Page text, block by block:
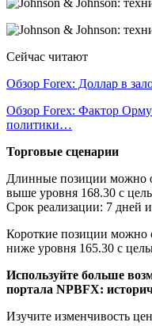
Сейчас читают
Обзор Forex: Доллар в
Обзор Forex: Фактор
политики…
Торговые сценарии
Длинные позиции можно
выше уровня 168.30 с
Срок реализации: 7 дней
Короткие позиции можно
ниже уровня 165.30 с
Используйте больше
портала NPBFX:
Изучите изменчивость